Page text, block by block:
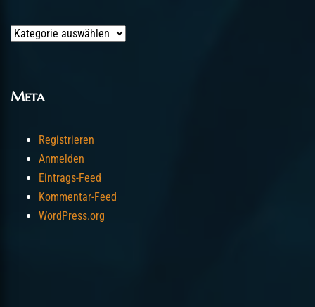
Categories
Meta
Registrieren
Anmelden
Eintrags-Feed
Kommentar-Feed
WordPress.org